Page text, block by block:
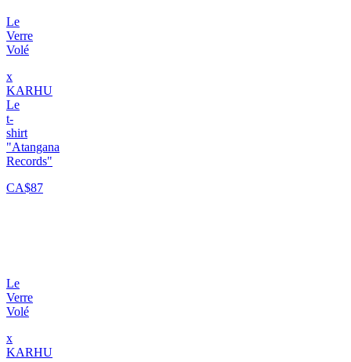
Le
Verre
Volé
x
KARHU
Le
t-
shirt
"Atangana
Records"
CA$87
Le
Verre
Volé
x
KARHU